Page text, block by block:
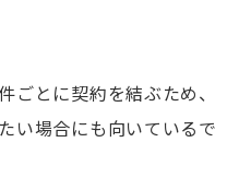
ごとに契約を結ぶため、
い場合にも向いているで